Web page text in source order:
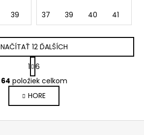
39 37 39 40 41
O
v
l
á
d
NAČÍTAŤ 12 ĎALŠÍCH
S
t
r
á
n
k
1 6
64 položiek celkom
HORE